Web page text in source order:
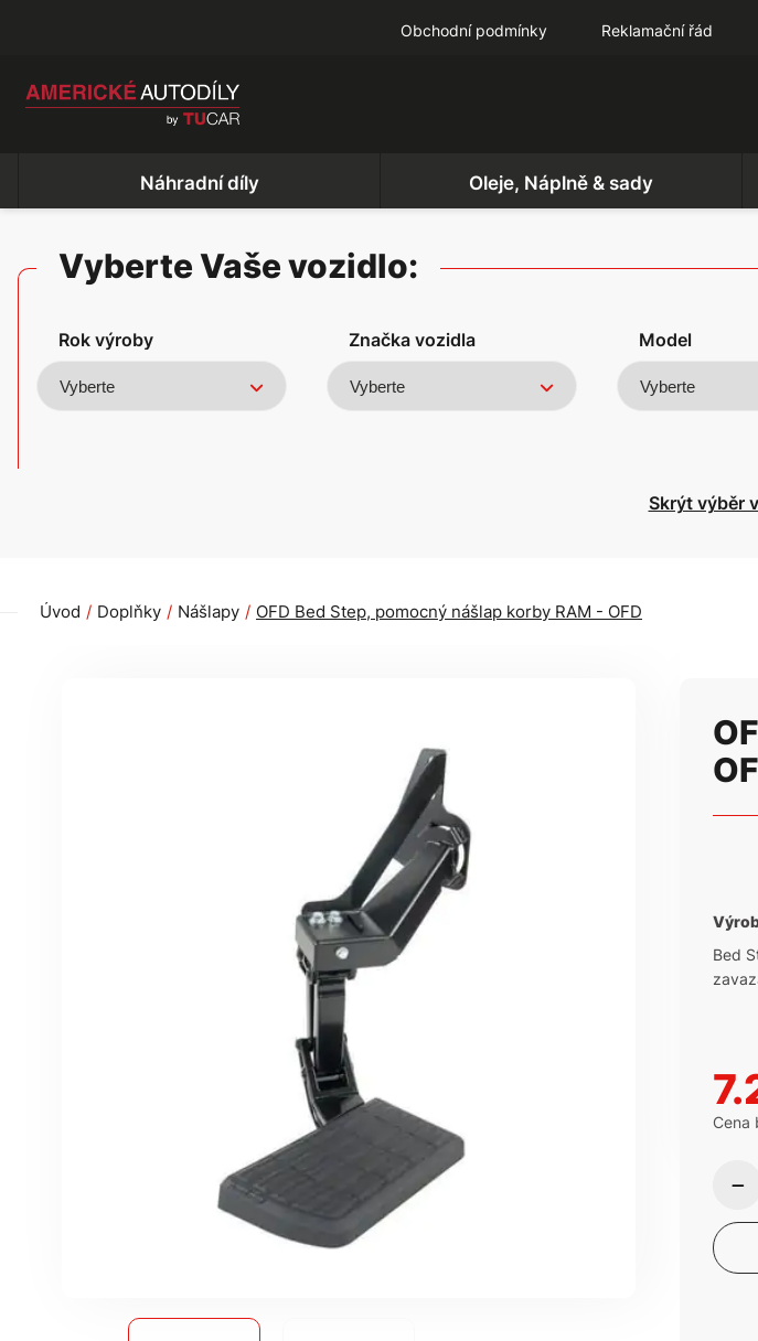
Obchodní podmínky Reklamační řád
Náhradní díly Oleje, Náplně & sady
Vyberte Vaše vozidlo:
Rok výroby Značka vozidla Model
Skrýt výběr
Úvod Doplňky Nášlapy OFD Bed Step, pomocný nášlap korby RAM - OFD
Bed
Cena